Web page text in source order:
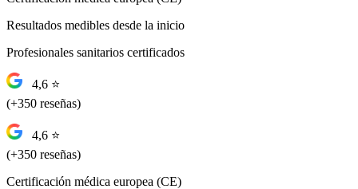
Resultados medibles desde la inicio
Profesionales sanitarios certificados
4,6 ⭐
(+350 reseñas)
4,6 ⭐
(+350 reseñas)
Certificación médica europea (CE)